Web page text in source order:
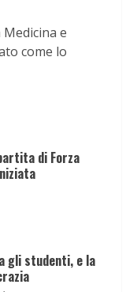
e
come lo
di Forza
gli studenti, e la